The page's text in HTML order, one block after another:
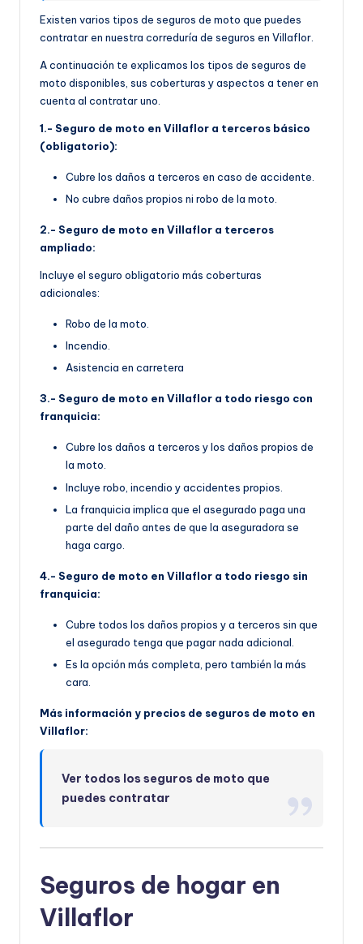
Existen varios tipos de seguros de moto que puedes
contratar en nuestra correduría de seguros en Villaflor.
A continuación te explicamos los tipos de seguros de
moto disponibles, sus coberturas y aspectos a tener en
cuenta al contratar uno.
1.- Seguro de moto en Villaflor a terceros básico
(obligatorio):
Cubre los daños a terceros en caso de accidente.
No cubre daños propios ni robo de la moto.
2.- Seguro de moto en Villaflor a terceros
ampliado:
Incluye el seguro obligatorio más coberturas
adicionales:
Robo de la moto.
Incendio.
Asistencia en carretera
3.- Seguro de moto en Villaflor a todo riesgo con
franquicia:
Cubre los daños a terceros y los daños propios de
la moto.
Incluye robo, incendio y accidentes propios.
La franquicia implica que el asegurado paga una
parte del daño antes de que la aseguradora se
haga cargo.
4.- Seguro de moto en Villaflor a todo riesgo sin
franquicia:
Cubre todos los daños propios y a terceros sin que
el asegurado tenga que pagar nada adicional.
Es la opción más completa, pero también la más
cara.
Más información y precios de seguros de moto en
Villaflor:
Ver todos los seguros de moto que
puedes contratar
Seguros de hogar en
Villaflor